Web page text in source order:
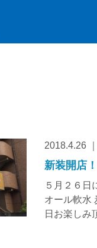
2018.4.26
新装開店
５月２６日
オール軟水
日お楽しみ